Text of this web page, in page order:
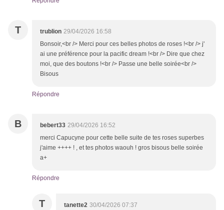
T trublion 29/04/2026 16:58
Bonsoir,<br /> Merci pour ces belles photos de roses !<br /> j'
ai une préférence pour la pacific dream !<br /> Dire que chez
moi, que des boutons !<br /> Passe une belle soirée<br />
Bisous
Répondre
B bebert33 29/04/2026 16:52
merci Capucyne pour cette belle suite de tes roses superbes
j'aime ++++ ! , et tes photos waouh ! gros bisous belle soirée
a+
Répondre
T tanette2 30/04/2026 07:37